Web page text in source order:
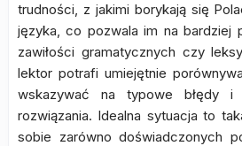
trudności, z jakimi borykają się
języka, co pozwala im na bardziej
zawiłości gramatycznych czy
lektor potrafi umiejętnie
wskazywać na typowe błędy i
rozwiązania. Idealna sytuacja to
sobie zarówno doświadczonych